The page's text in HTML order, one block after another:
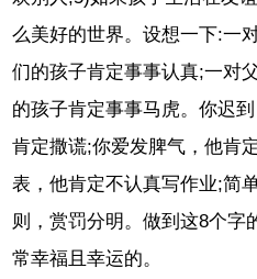
么美好的世界。设想一下:一
们的孩子肯定事事认真;一对
的孩子肯定事事马虎。你迟
肯定撒谎;你爱发脾气，他肯
表，他肯定不认真写作业;简
则，赏罚分明。做到这8个字
常幸福且幸运的。